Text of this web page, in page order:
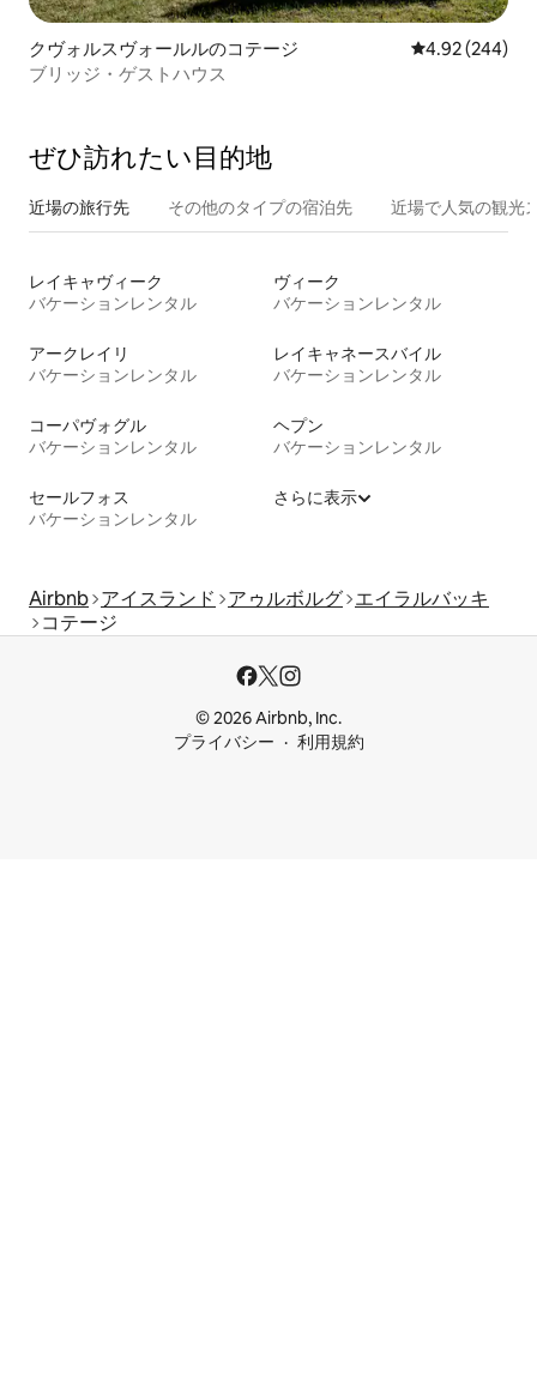
クヴォルスヴォールルのコテージ レビュー244
4.92 (244)
ブリッジ・ゲストハウス
ぜひ訪⁠れ⁠た⁠い目⁠的⁠地
近場の旅行先 その他のタ⁠イ⁠プ⁠の宿⁠泊⁠先 近場で人気の観光
レイキャヴィーク
バケーションレンタル
ヴィーク
バケーションレンタル
アークレイリ
バケーションレンタル
レイキャネースバイル
バケーションレンタル
コーパヴォグル
バケーションレンタル
ヘプン
バケーションレンタル
セールフォス
バケーションレンタル
さらに表示
Airbnb アイスランド アゥルボルグ エイラルバッキ
コテージ
© 2026 Airbnb, Inc.
プライバシー
利用規約